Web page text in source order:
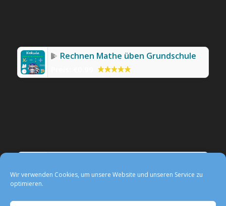
Wir verwenden Cookies, um unsere Website und unseren Service zu
optimieren.
Rechnen Mathe üben Grundschule
Preis:0,99 €